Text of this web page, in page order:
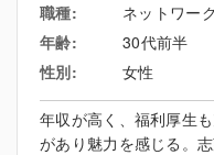
職種:
ネットワー
年齢:
30代前半
性別:
女性
年収が高く、福利厚生
があり魅力を感じる。